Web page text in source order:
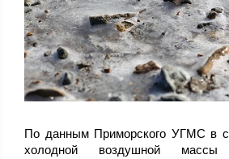
По данным Приморского УГМС в
холодной воздушной